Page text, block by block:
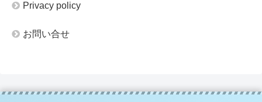
Privacy policy
お問い合せ